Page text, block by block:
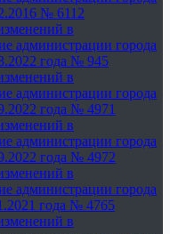
№ 6112
в
администрации города
года № 945
в
администрации города
года № 4971
в
администрации города
года № 4972
в
администрации города
года № 4765
в